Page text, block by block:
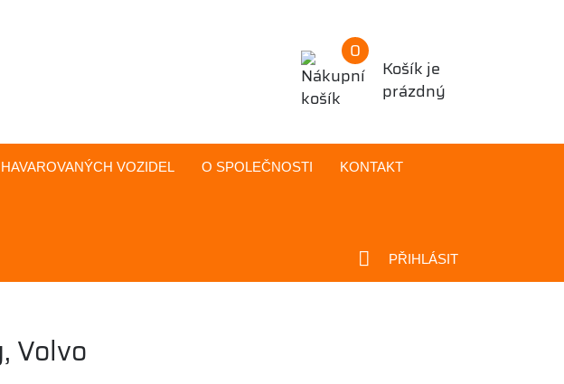
HAVAROVANÝCH VOZIDEL O SPOLEČNOSTI KONTAKT
PŘIHLÁSIT
0
Košík je
prázdný
Volvo